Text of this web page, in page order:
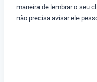
maneira de lembrar o seu
não precisa avisar ele